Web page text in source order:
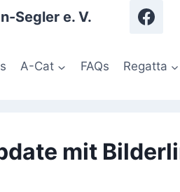
Segler e. V.
A-Cat FAQs Regatta
mit